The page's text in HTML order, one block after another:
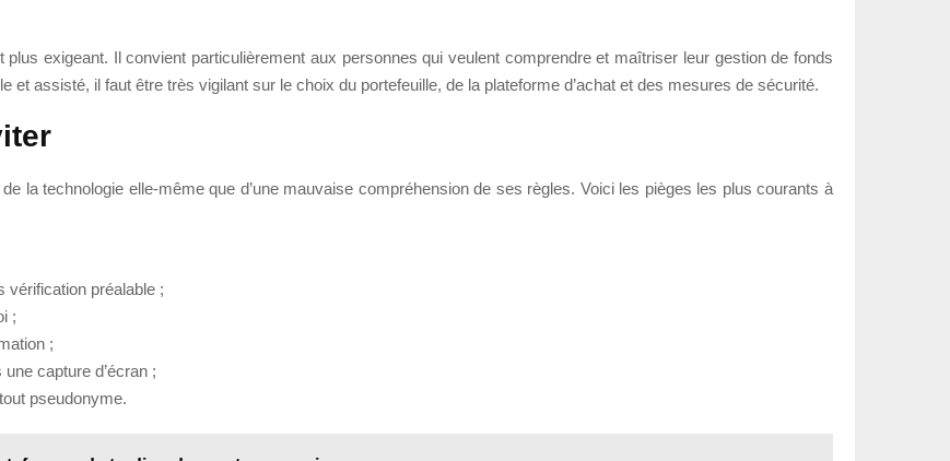
exigeant. Il convient particulièrement aux personnes qui veulent comprendre et maîtriser leur gestion de fonds
assisté, il faut être très vigilant sur le choix du portefeuille, de la plateforme d’achat et des mesures de sécurité.
la technologie elle-même que d’une mauvaise compréhension de ses règles. Voici les pièges les plus courants à
vérification préalable ;
;
;
capture d’écran ;
pseudonyme.